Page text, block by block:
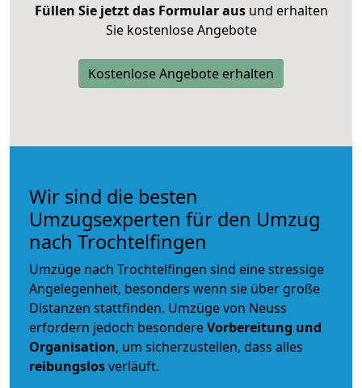
Füllen Sie jetzt das Formular ausund erhalten
Sie kostenlose Angebote
Kostenlose Angebote erhalten
Wir sind die besten
Umzugsexperten für den Umzug
nach Trochtelfingen
Umzüge nach Trochtelfingen sind eine stressige
Angelegenheit, besonders wenn sie über große
Distanzen stattfinden. Umzüge von Neuss
erfordern jedoch besondereVorbereitung und
Organisation, um sicherzustellen, dass alles
reibungslosverläuft.